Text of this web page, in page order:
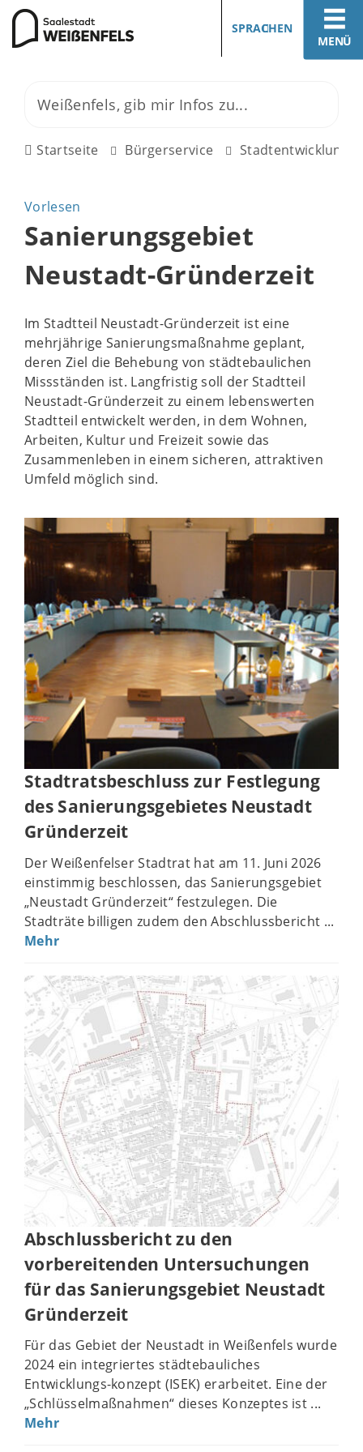
MENÜ
SPRACHEN
Startseite Bürgerservice Stadtentwicklung
Vorlesen
Sanierungsgebiet
Neustadt-Gründerzeit
Im Stadtteil Neustadt-Gründerzeit ist eine
mehrjährige Sanierungsmaßnahme geplant,
deren Ziel die Behebung von städtebaulichen
Missständen ist. Langfristig soll der Stadtteil
Neustadt-Gründerzeit zu einem lebenswerten
Stadtteil entwickelt werden, in dem Wohnen,
Arbeiten, Kultur und Freizeit sowie das
Zusammenleben in einem sicheren, attraktiven
Umfeld möglich sind.
Stadtratsbeschluss zur Festlegung
des Sanierungsgebietes Neustadt
Gründerzeit
Der Weißenfelser Stadtrat hat am 11. Juni 2026
einstimmig beschlossen, das Sanierungsgebiet
„Neustadt Gründerzeit“ festzulegen. Die
Stadträte billigen zudem den Abschlussbericht ...
Mehr
Abschlussbericht zu den
vorbereitenden Untersuchungen
für das Sanierungsgebiet Neustadt
Gründerzeit
Für das Gebiet der Neustadt in Weißenfels wurde
2024 ein integriertes städtebauliches
Entwicklungs-konzept (ISEK) erarbeitet. Eine der
„Schlüsselmaßnahmen“ dieses Konzeptes ist ...
Mehr